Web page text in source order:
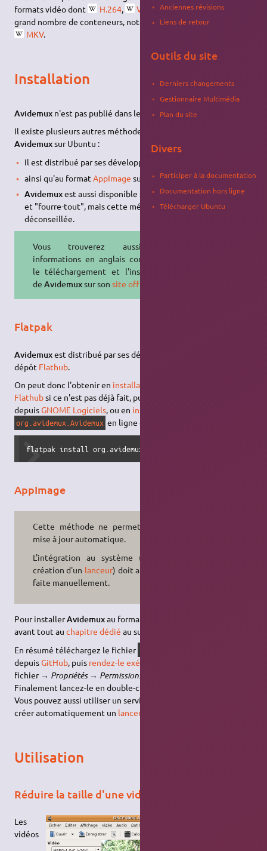
formats vidéo dont
H.264, VP9 , H.265ou AV1
grand nombre de conteneurs, notamment
MPEG,
MKV.
Installation
Avidemux n'est pas publié dans les dépôts APTd'Ubuntu.
Il existe plusieurs autres méthodes,
Avidemuxsur Ubuntu :
Il est distribué par ses développeurs en
ainsi qu'au format AppImage sur GitHub.
Avidemuxest aussi disponible sur certainsPPAhistoriques
et "fourre-tout", mais cette méthode est vivement
déconseillée.
Vous trouverez aussi des
informations en anglais concernant
le téléchargement et l'installation
de Avidemuxsur son site officiel
Flatpak
Avidemuxest distribué par ses développeurs en
dépôt Flathub.
On peut donc l'obtenir en installant Flatpak
Flathubsi ce n'est pas déjà fait, puis en installant
depuisGNOME Logiciels, ou en installant le paquet
org.avidemux.Avidemux en ligne de commande :
flatpak install org.avidemux.Avidemux
AppImage
Cette méthode ne permet pas de
mise à jour automatique.
L'intégration au système (dont la
création d'un lanceur) doit aussi être
faite manuellement.
Pour installerAvidemuxau format
avant tout auchapitre dédié au sujet.
En résumé téléchargez le fichier
depuisGitHub , puis rendez-le exécutable
fichier → Propriétés→ Permissions
Finalement lancez-le en double-cliquant dessus.
Vous pouvez aussi utiliser un service tel que
créer automatiquement un lanceur
Utilisation
Réduire la taille d'une vidéo
Les
vidéos
Anciennes révisions
Liens de retour
Outils du site
Derniers changements
Gestionnaire Multimédia
Plan du site
Divers
Participer à la documentation
Documentation hors ligne
Télécharger Ubuntu